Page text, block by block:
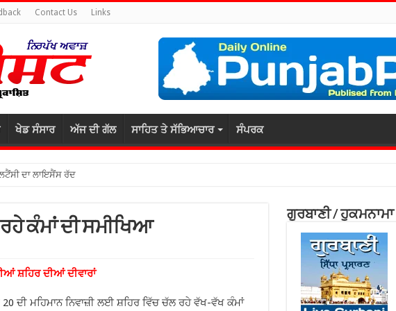
Contact Us Links
ਖੇਡ ਸੰਸਾਰ ਅੱਜ ਦੀ ਗੱਲ ਸਾਹਿਤ ਤੇ ਸੱਭਿਆਚਾਰ ਸੰਪਰਕ
ਦਾ ਲਾਇਸੈਂਸ ਰੱਦ
ਕੰਮਾਂ ਦੀ ਸਮੀਖਿਆ
ਸ਼ਹਿਰ ਦੀਆਂ ਦੀਵਾਰਾਂ
ਦੀ ਮਹਿਮਾਨ ਨਿਵਾਜ਼ੀ ਲਈ ਸ਼ਹਿਰ ਵਿੱਚ ਚੱਲ ਰਹੇ ਵੱਖ-ਵੱਖ ਕੰਮਾਂ
ਗੁਰਬਾਣੀ / ਹੁਕਮਨਾਮਾ